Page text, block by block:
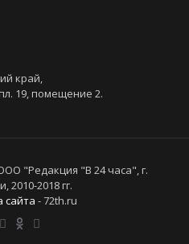
край,
19, помещение 2.
"Редакция "В 24 часа", г.
2010-2018 гг.
сайта - 72th.ru